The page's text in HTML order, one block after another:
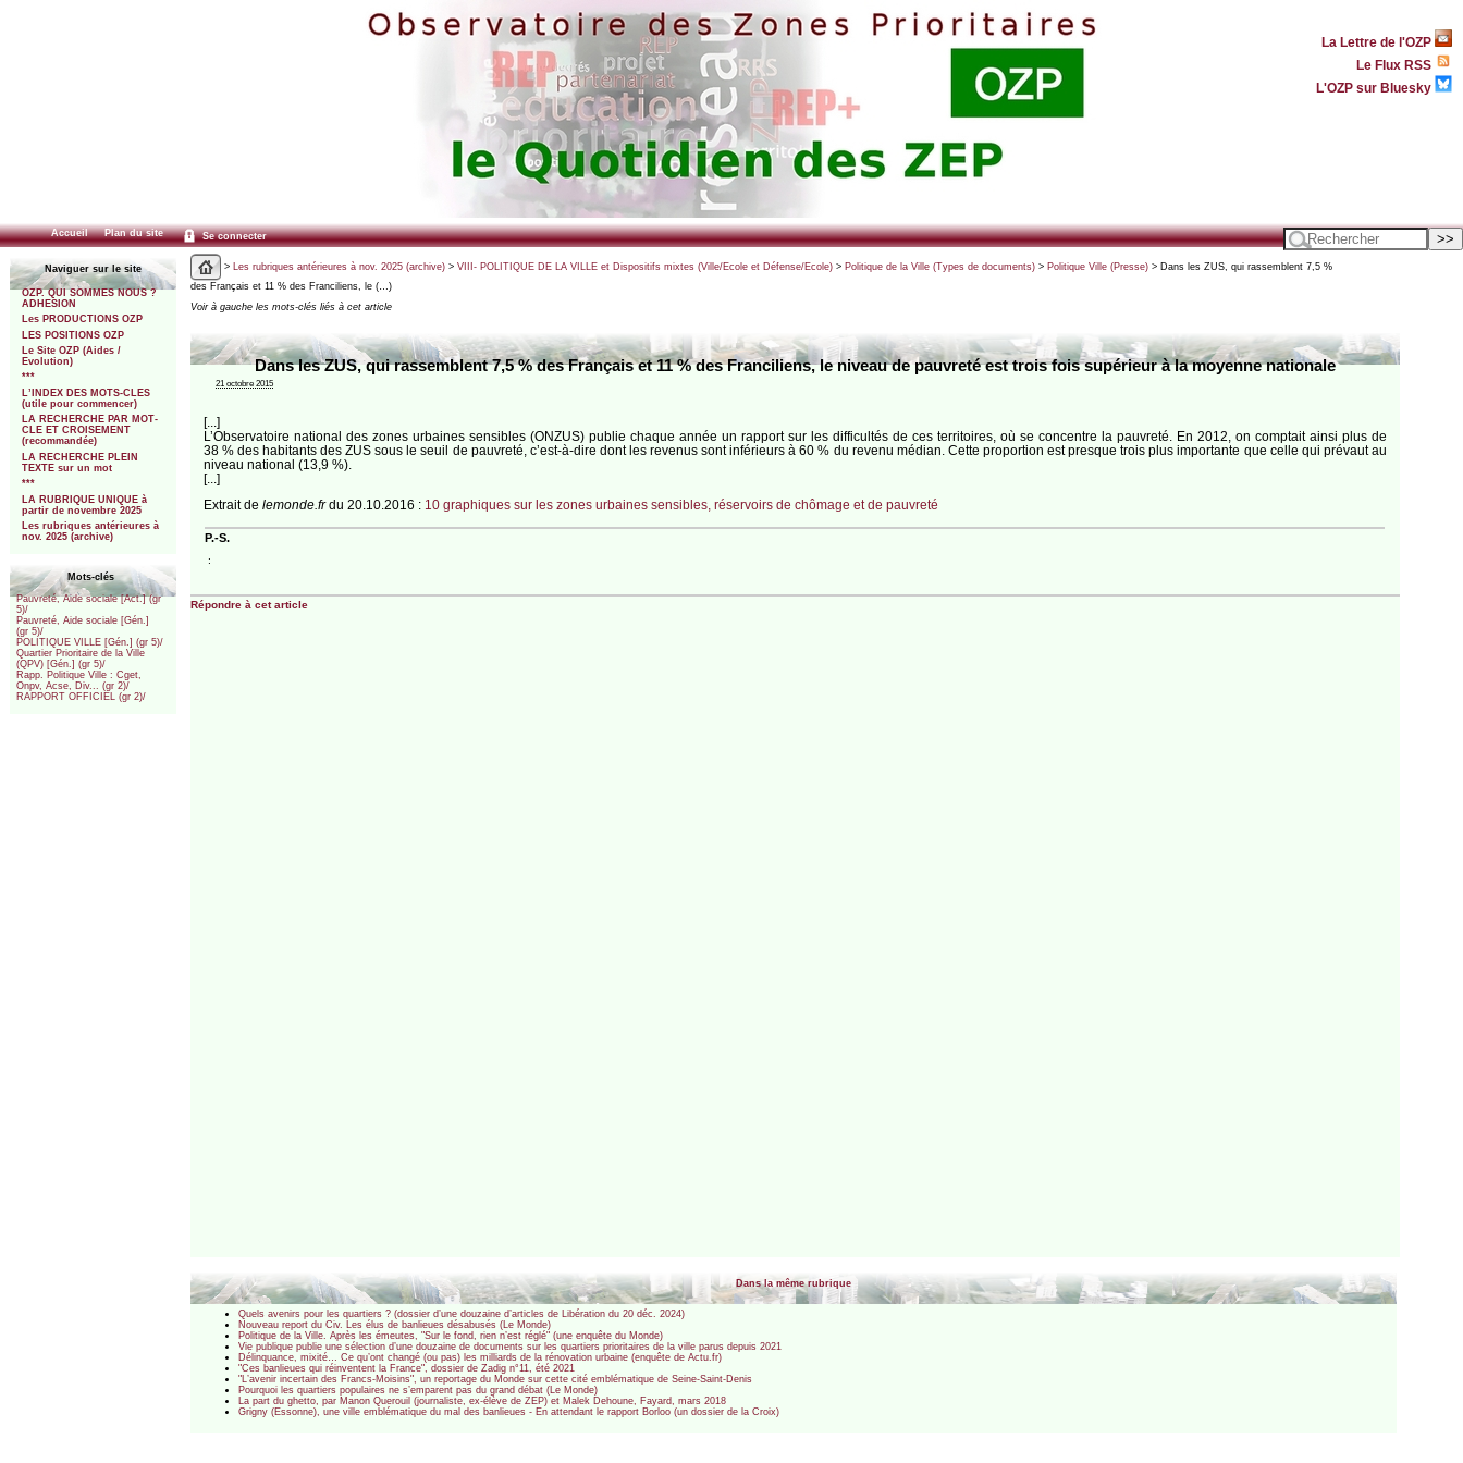
La Lettre de l'OZP
Le Flux RSS
L'OZP sur Bluesky
Accueil Plan du site Se connecter
Naviguer sur le site
OZP. QUI SOMMES NOUS ?
ADHESION
Les PRODUCTIONS OZP
LES POSITIONS OZP
Le Site OZP (Aides /
Evolution)
***
L’INDEX DES MOTS-CLES
(utile pour commencer)
LA RECHERCHE PAR MOT-
CLE ET CROISEMENT
(recommandée)
LA RECHERCHE PLEIN
TEXTE sur un mot
***
LA RUBRIQUE UNIQUE à
partir de novembre 2025
Les rubriques antérieures à
nov. 2025 (archive)
Mots-clés
Pauvreté, Aide sociale [Act.] (gr
5)/
Pauvreté, Aide sociale [Gén.]
(gr 5)/
POLITIQUE VILLE [Gén.] (gr 5)/
Quartier Prioritaire de la Ville
(QPV) [Gén.] (gr 5)/
Rapp. Politique Ville : Cget,
Onpv, Acse, Div... (gr 2)/
RAPPORT OFFICIEL (gr 2)/
> Les rubriques antérieures à nov. 2025 (archive)> VIII- POLITIQUE DE LA VILLE et Dispositifs mixtes (Ville/Ecole et Défense/Ecole)> Politique de la Ville (Types de documents)> Politique Ville (Presse)> Dans les ZUS, qui rassemblent 7,5 %
des Français et 11 % des Franciliens, le (…)
Voir à gauche les mots-clés liés à cet article
Dans les ZUS, qui rassemblent 7,5 % des Français et 11 % des Franciliens, le niveau de pauvreté est trois fois supérieur à la moyenne nationale
21 octobre 2015
[...]
L’Observatoire national des zones urbaines sensibles (ONZUS) publie chaque année un rapport sur les difficultés de ces territoires, où se concentre la pauvreté. En 2012, on comptait ainsi plus de
38 % des habitants des ZUS sous le seuil de pauvreté, c’est-à-dire dont les revenus sont inférieurs à 60 % du revenu médian. Cette proportion est presque trois plus importante que celle qui prévaut au
niveau national (13,9 %).
[...]
Extrait de lemonde.frdu 20.10.2016 : 10 graphiques sur les zones urbaines sensibles, réservoirs de chômage et de pauvreté
P.-S.
:
Répondre à cet article
Dans la même rubrique
Quels avenirs pour les quartiers ? (dossier d’une douzaine d’articles de Libération du 20 déc. 2024)
Nouveau report du Civ. Les élus de banlieues désabusés (Le Monde)
Politique de la Ville. Après les émeutes, "Sur le fond, rien n’est réglé" (une enquête du Monde)
Vie publique publie une sélection d’une douzaine de documents sur les quartiers prioritaires de la ville parus depuis 2021
Délinquance, mixité… Ce qu’ont changé (ou pas) les milliards de la rénovation urbaine (enquête de Actu.fr)
"Ces banlieues qui réinventent la France", dossier de Zadig n°11, été 2021
"L’avenir incertain des Francs-Moisins", un reportage du Monde sur cette cité emblématique de Seine-Saint-Denis
Pourquoi les quartiers populaires ne s’emparent pas du grand débat (Le Monde)
La part du ghetto, par Manon Querouil (journaliste, ex-élève de ZEP) et Malek Dehoune, Fayard, mars 2018
Grigny (Essonne), une ville emblématique du mal des banlieues - En attendant le rapport Borloo (un dossier de la Croix)